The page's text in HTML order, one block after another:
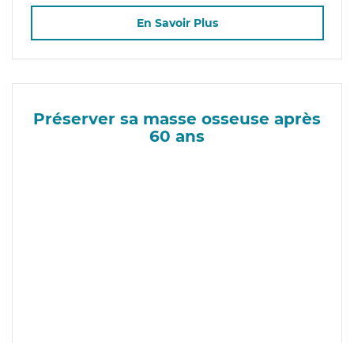
En Savoir Plus
Préserver sa masse osseuse après
60 ans